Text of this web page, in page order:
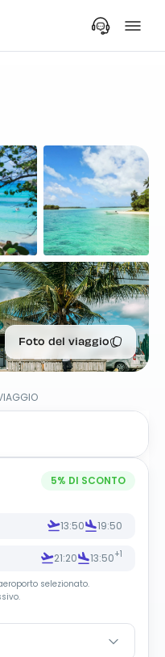
Foto del viaggio
5% DI SCONTO
13:50 19:50
21:20 13:50+1
selezionato.